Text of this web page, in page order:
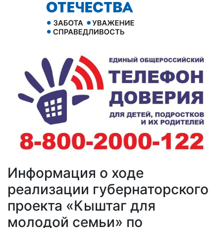
Информация о ходе
реализации губернаторского
проекта «Кыштаг для
молодой семьи» по